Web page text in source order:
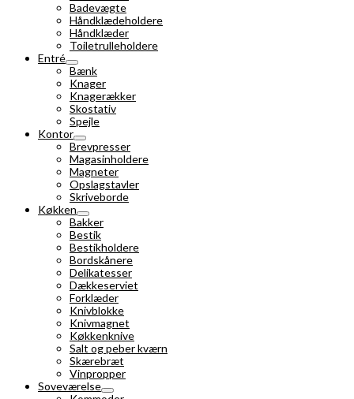
Badevægte
Håndklædeholdere
Håndklæder
Toiletrulleholdere
Entré
Bænk
Knager
Knagerækker
Skostativ
Spejle
Kontor
Brevpresser
Magasinholdere
Magneter
Opslagstavler
Skriveborde
Køkken
Bakker
Bestik
Bestikholdere
Bordskånere
Delikatesser
Dækkeserviet
Forklæder
Knivblokke
Knivmagnet
Køkkenknive
Salt og peber kværn
Skærebræt
Vinpropper
Soveværelse